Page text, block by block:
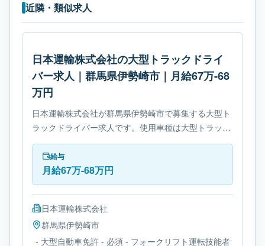
近隣・類似求人
日本運輸株式会社の大型トラックドライ
バー求人｜群馬県伊勢崎市｜月給67万-68
万円
日本運輸株式会社が群馬県伊勢崎市で募集する大型ト
ラックドライバー求人です。使用車種は大型トラック
です。勤務時間は- 変形労働時間制です。必要免許は-
大型自動車免許です。
給与
月給67万-68万円
日本運輸株式会社
群馬県伊勢崎市
- 大型自動車免許 - 必須 - フォークリフト運転技能者